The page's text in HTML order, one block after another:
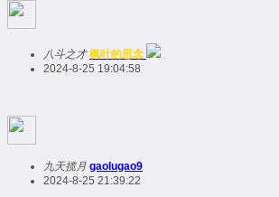
八斗之才 枫叶的思念
2024-8-25 19:04:58
九天揽月 gaolugao9
2024-8-25 21:39:22